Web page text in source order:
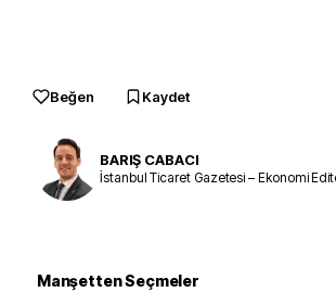
Beğen Kaydet
BARIŞ CABACI
İstanbul Ticaret Gazetesi – Ekonomi
Manşetten Seçmeler